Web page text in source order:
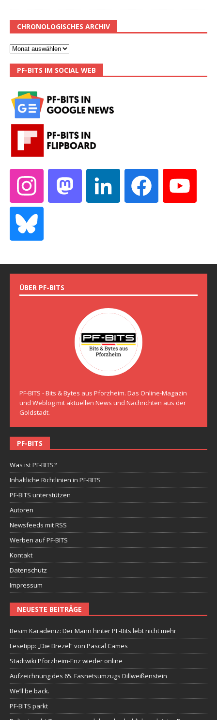
CHRONOLOGISCHES ARCHIV
PF-BITS IM SOCIAL WEB
ÜBER PF-BITS
PF-BITS - Bits & Bytes aus Pforzheim. Das Online-Magazin
und Weblog mit aktuellen News und Nachrichten aus der
Goldstadt.
PF-BITS
Was ist PF-BITS?
Inhaltliche Richtlinien in PF-BITS
PF-BITS unterstützen
Autoren
Newsfeeds mit RSS
Werben auf PF-BITS
Kontakt
Datenschutz
Impressum
NEUESTE BEITRÄGE
Besim Karadeniz: Der Mann hinter PF-Bits lebt nicht mehr
Lesetipp: „Die Brezel“ von Pascal Cames
Stadtwiki Pforzheim-Enz wieder online
Aufzeichnung des 65. Fasnetsumzugs Dillweißenstein
We’ll be back.
PF-BITS parkt